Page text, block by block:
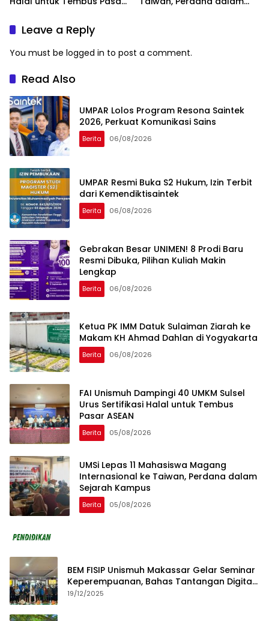
Leave a Reply
You must be logged in to post a comment.
Read Also
UMPAR Lolos Program Resona Saintek
2026, Perkuat Komunikasi Sains
Berita 06/08/2026
UMPAR Resmi Buka S2 Hukum, Izin Terbit
dari Kemendiktisaintek
Berita 06/08/2026
Gebrakan Besar UNIMEN! 8 Prodi Baru
Resmi Dibuka, Pilihan Kuliah Makin
Lengkap
Berita 06/08/2026
Ketua PK IMM Datuk Sulaiman Ziarah ke
Makam KH Ahmad Dahlan di Yogyakarta
Berita 06/08/2026
FAI Unismuh Dampingi 40 UMKM Sulsel
Urus Sertifikasi Halal untuk Tembus
Pasar ASEAN
Berita 05/08/2026
UMSi Lepas 11 Mahasiswa Magang
Internasional ke Taiwan, Perdana dalam
Sejarah Kampus
Berita 05/08/2026
BEM FISIP Unismuh Makassar Gelar Seminar
Keperempuanan, Bahas Tantangan Digital
dan Budaya Lokal
19/12/2025